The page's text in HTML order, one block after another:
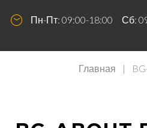
Пн-Пт: 09:00-18:00 Сб:
Главная |